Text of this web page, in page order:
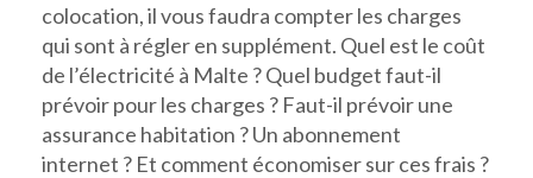
colocation, il vous faudra compter les charges
qui sont à régler en supplément. Quel est le coût
de l’électricité à Malte ? Quel budget faut-il
prévoir pour les charges ? Faut-il prévoir une
assurance habitation ? Un abonnement
internet ? Et comment économiser sur ces frais ?